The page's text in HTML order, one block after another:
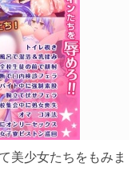
美少女たちをもみま